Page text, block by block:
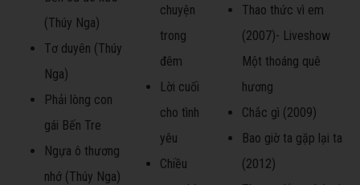
(Thúy Nga)
Tơ duyên (Thúy
Nga)
Phải lòng con
gái Bến Tre
Ngựa ô thương
nhớ (Thúy Nga)
chuyện
trong
đêm
Lời cuối
cho tình
yêu
Chiều
Thao thức vì em
(2007)- Liveshow
Một thoáng quê
hương
Chắc gì (2009)
Bao giờ ta gặp lại ta
(2012)